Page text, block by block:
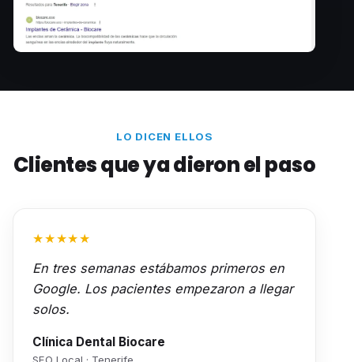
LO DICEN ELLOS
Clientes que ya dieron el paso
★★★★★
En tres semanas estábamos primeros en
Google. Los pacientes empezaron a llegar
solos.
Clínica Dental Biocare
SEO Local · Tenerife